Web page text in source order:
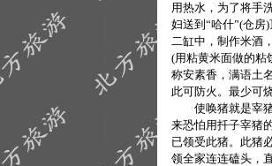
用热水，为了将手
妇送到“哈什”(仓房
二缸中，制作米酒
(用粘黄米面做的粘
称安素香，满语土
此可防火。最少可
使唤猪就是宰猪
来恐怕用扦子宰猪
已领受此猪。此猪
领全家连连磕头，